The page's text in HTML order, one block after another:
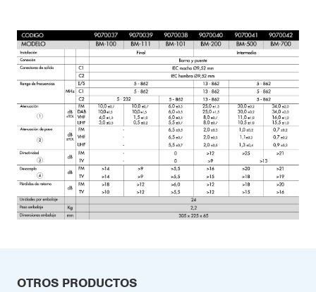
OTROS PRODUCTOS